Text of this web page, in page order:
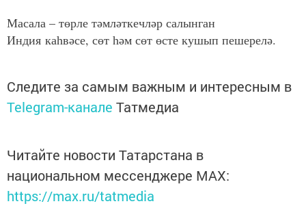
Масала – төрле тәмләткечләр салынган
Индия каһвәсе, сөт һәм сөт өсте кушып пешерелә.
Следите за самым важным и интересным в
Telegram-канале Татмедиа
Читайте новости Татарстана в
национальном мессенджере MАХ:
https://max.ru/tatmedia